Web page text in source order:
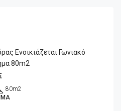
Ενοικιάζεται Γωνιακό
80m2
80m2